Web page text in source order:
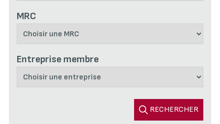
MRC
Entreprise membre
RECHERCHER